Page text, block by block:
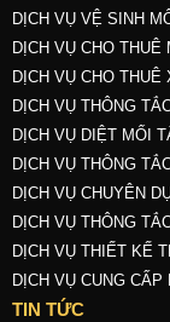
DỊCH VỤ VỆ SINH
DỊCH VỤ CHO
DỊCH VỤ CHO
DỊCH VỤ THÔNG
DỊCH VỤ DIỆT MỐI
DỊCH VỤ THÔNG
DỊCH VỤ CHUYÊN
DỊCH VỤ THÔNG
DỊCH VỤ THIẾT KẾ
DỊCH VỤ CUNG CẤP
TIN TỨC